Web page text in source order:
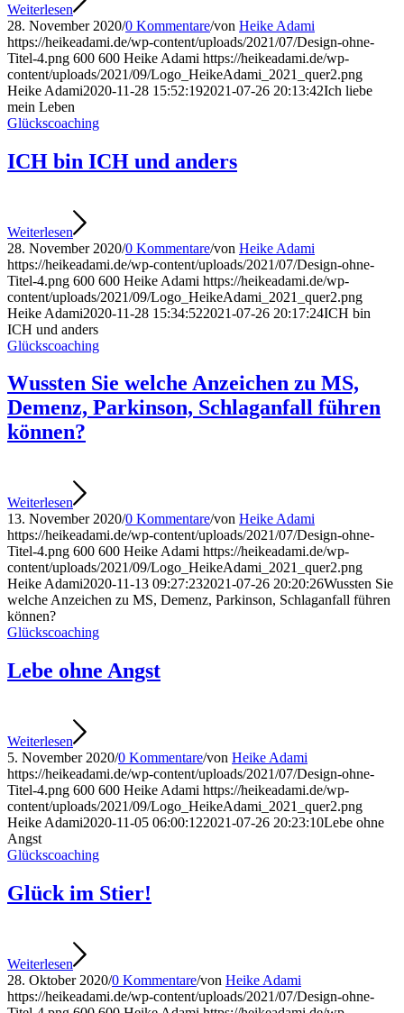
Weiterlesen
28. November 2020/0 Kommentare/von Heike Adami
https://heikeadami.de/wp-content/uploads/2021/07/Design-ohne-
Titel-4.png 600 600 Heike Adami https://heikeadami.de/wp-
content/uploads/2021/09/Logo_HeikeAdami_2021_quer2.png
Heike Adami2020-11-28 15:52:192021-07-26 20:13:42Ich liebe
mein Leben
Glückscoaching
ICH bin ICH und anders
Weiterlesen
28. November 2020/0 Kommentare/von Heike Adami
https://heikeadami.de/wp-content/uploads/2021/07/Design-ohne-
Titel-4.png 600 600 Heike Adami https://heikeadami.de/wp-
content/uploads/2021/09/Logo_HeikeAdami_2021_quer2.png
Heike Adami2020-11-28 15:34:522021-07-26 20:17:24ICH bin
ICH und anders
Glückscoaching
Wussten Sie welche Anzeichen zu MS,
Demenz, Parkinson, Schlaganfall führen
können?
Weiterlesen
13. November 2020/0 Kommentare/von Heike Adami
https://heikeadami.de/wp-content/uploads/2021/07/Design-ohne-
Titel-4.png 600 600 Heike Adami https://heikeadami.de/wp-
content/uploads/2021/09/Logo_HeikeAdami_2021_quer2.png
Heike Adami2020-11-13 09:27:232021-07-26 20:20:26Wussten Sie
welche Anzeichen zu MS, Demenz, Parkinson, Schlaganfall führen
können?
Glückscoaching
Lebe ohne Angst
Weiterlesen
5. November 2020/0 Kommentare/von Heike Adami
https://heikeadami.de/wp-content/uploads/2021/07/Design-ohne-
Titel-4.png 600 600 Heike Adami https://heikeadami.de/wp-
content/uploads/2021/09/Logo_HeikeAdami_2021_quer2.png
Heike Adami2020-11-05 06:00:122021-07-26 20:23:10Lebe ohne
Angst
Glückscoaching
Glück im Stier!
Weiterlesen
28. Oktober 2020/0 Kommentare/von Heike Adami
https://heikeadami.de/wp-content/uploads/2021/07/Design-ohne-